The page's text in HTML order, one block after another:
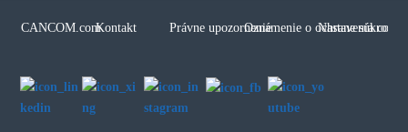
CANCOM.comKontakt Právne upozornenieOznámenie o ochrane súkromia
Nastavenia